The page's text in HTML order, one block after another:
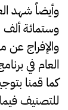
وأيضاً شهد
وستمائة
العام في
كما قمنا
للتصنيف